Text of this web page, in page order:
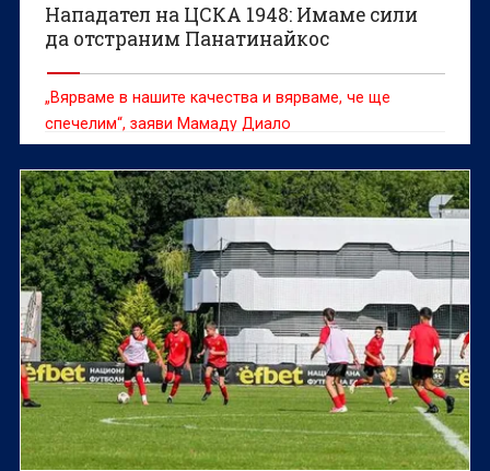
Нападател на ЦСКА 1948: Имаме сили
да отстраним Панатинайкос
„Вярваме в нашите качества и вярваме, че ще
спечелим“, заяви Мамаду Диало